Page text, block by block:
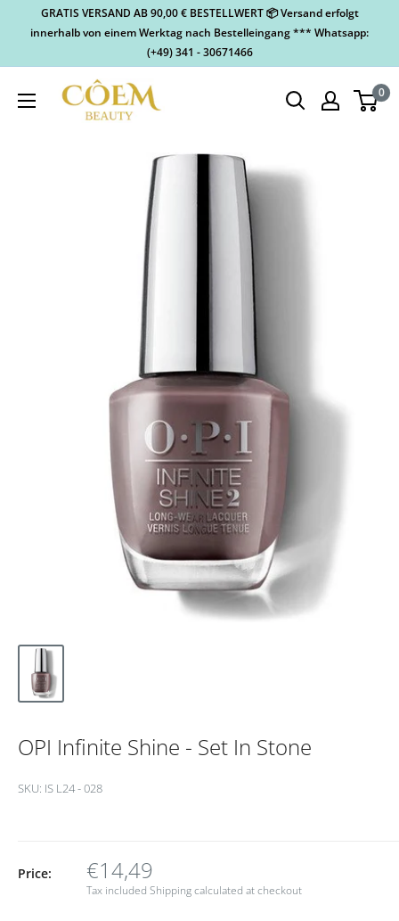
GRATIS VERSAND AB 90,00 € BESTELLWERT 📦 Versand erfolgt
innerhalb von einem Werktag nach Bestelleingang *** Whatsapp:
(+49) 341 - 30671466
0
OPI Infinite Shine - Set In Stone
SKU: IS L24 - 028
Price: €14,49
Tax included Shipping calculated at checkout